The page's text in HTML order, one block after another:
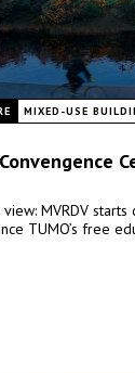
MIXED-USE
view: MVRDV
TUMO’s free